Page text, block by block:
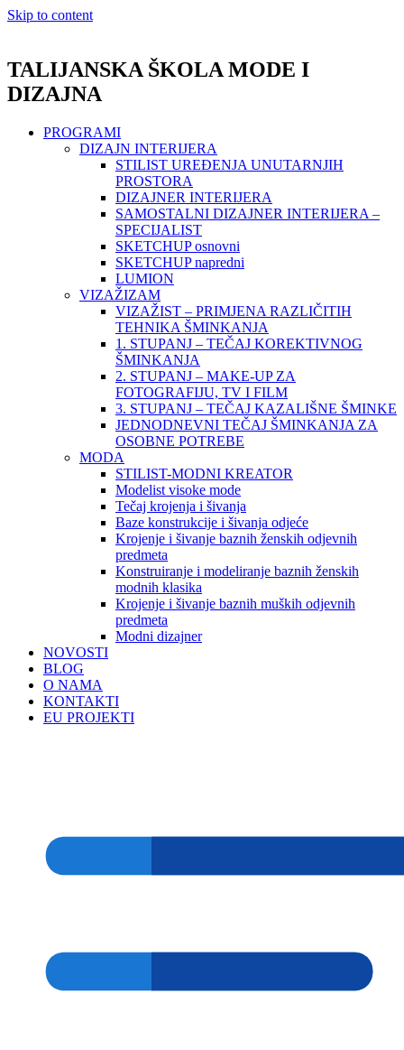
Skip to content
TALIJANSKA ŠKOLA MODE I
DIZAJNA
PROGRAMI
DIZAJN INTERIJERA
STILIST UREĐENJA UNUTARNJIH
PROSTORA
DIZAJNER INTERIJERA
SAMOSTALNI DIZAJNER INTERIJERA –
SPECIJALIST
SKETCHUP osnovni
SKETCHUP napredni
LUMION
VIZAŽIZAM
VIZAŽIST – PRIMJENA RAZLIČITIH
TEHNIKA ŠMINKANJA
1. STUPANJ – TEČAJ KOREKTIVNOG
ŠMINKANJA
2. STUPANJ – MAKE-UP ZA
FOTOGRAFIJU, TV I FILM
3. STUPANJ – TEČAJ KAZALIŠNE ŠMINKE
JEDNODNEVNI TEČAJ ŠMINKANJA ZA
OSOBNE POTREBE
MODA
STILIST-MODNI KREATOR
Modelist visoke mode
Tečaj krojenja i šivanja
Baze konstrukcije i šivanja odjeće
Krojenje i šivanje baznih ženskih odjevnih
predmeta
Konstruiranje i modeliranje baznih ženskih
modnih klasika
Krojenje i šivanje baznih muških odjevnih
predmeta
Modni dizajner
NOVOSTI
BLOG
O NAMA
KONTAKTI
EU PROJEKTI